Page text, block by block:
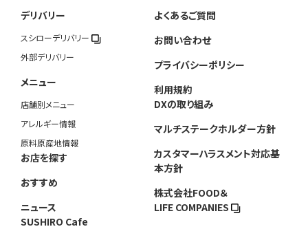
デリバリー
スシローデリバリー
外部デリバリー
メニュー
店舗別メニュー
アレルギー情報
原料原産地情報
お店を探す
おすすめ
ニュース
SUSHIRO Cafe
よくあるご質問
お問い合わせ
プライバシーポリシー
利用規約
DXの取り組み
マルチステークホルダー方針
カスタマーハラスメント対応基
本方針
株式会社FOOD＆
LIFE COMPANIES